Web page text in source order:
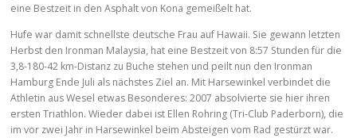
eine Bestzeit in den Asphalt von Kona gemeißelt hat.
Hufe war damit schnellste deutsche Frau auf Hawaii. Sie gewann letzten
Herbst den Ironman Malaysia, hat eine Bestzeit von 8:57 Stunden für die
3,8-180-42 km-Distanz zu Buche stehen und peilt nun den Ironman
Hamburg Ende Juli als nächstes Ziel an. Mit Harsewinkel verbindet die
Athletin aus Wesel etwas Besonderes: 2007 absolvierte sie hier ihren
ersten Triathlon. Wieder dabei ist Ellen Rohring (Tri-Club Paderborn), die
im vor zwei Jahr in Harsewinkel beim Absteigen vom Rad gestürzt war.